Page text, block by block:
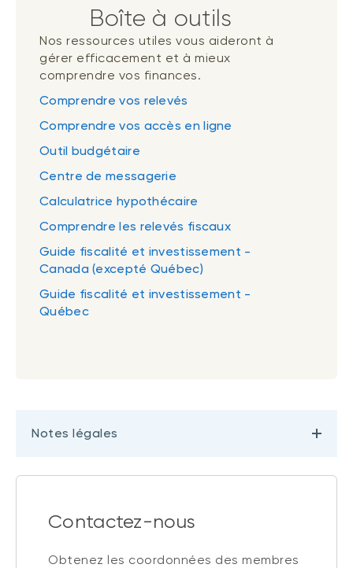
Boîte à outils
Nos ressources utiles vous aideront à
gérer efficacement et à mieux
comprendre vos finances.
Comprendre vos relevés
Comprendre vos accès en ligne
Outil budgétaire
Centre de messagerie
Calculatrice hypothécaire
Comprendre les relevés fiscaux
Guide fiscalité et investissement -
Canada (excepté Québec)
Guide fiscalité et investissement -
Québec
Notes légales
Contactez-nous
Obtenez les coordonnées des membres